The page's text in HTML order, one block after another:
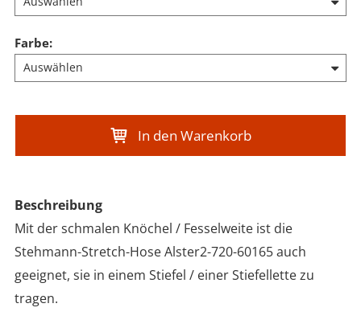
Farbe:
In den Warenkorb
Beschreibung
Mit der schmalen Knöchel / Fesselweite ist die
Stehmann-Stretch-Hose Alster2-720-60165 auch
geeignet, sie in einem Stiefel / einer Stiefellette zu
tragen.